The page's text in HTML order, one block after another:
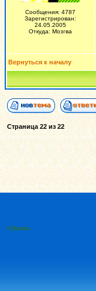
Сообщения: 4787
Зарегистрирован:
24.05.2005
Откуда: Мозгва
Вернуться к началу
Страница22 из 22
© Dread.ru